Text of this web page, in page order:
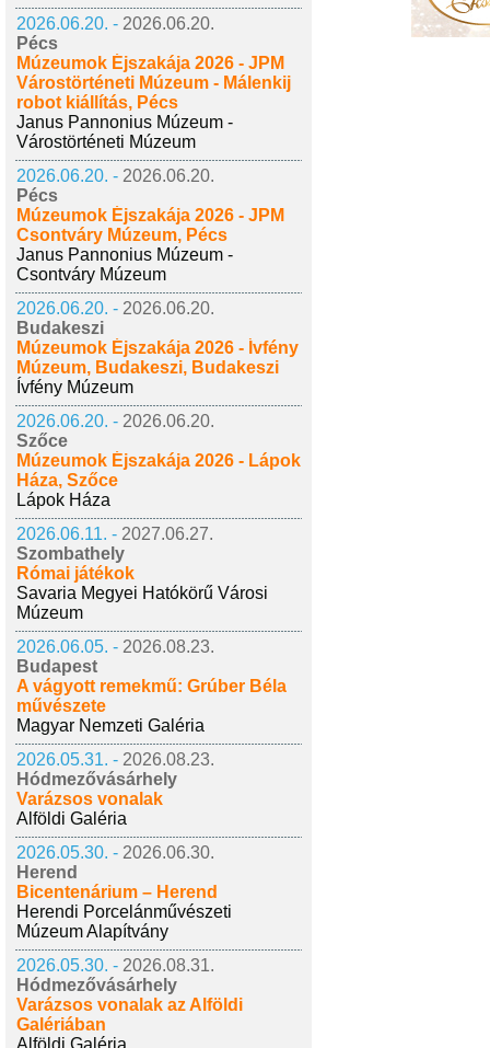
2026.06.20. - 2026.06.20.
Pécs
Múzeumok Éjszakája 2026 - JPM
Várostörténeti Múzeum - Málenkij
robot kiállítás, Pécs
Janus Pannonius Múzeum -
Várostörténeti Múzeum
2026.06.20. - 2026.06.20.
Pécs
Múzeumok Éjszakája 2026 - JPM
Csontváry Múzeum, Pécs
Janus Pannonius Múzeum -
Csontváry Múzeum
2026.06.20. - 2026.06.20.
Budakeszi
Múzeumok Éjszakája 2026 - Ívfény
Múzeum, Budakeszi, Budakeszi
Ívfény Múzeum
2026.06.20. - 2026.06.20.
Szőce
Múzeumok Éjszakája 2026 - Lápok
Háza, Szőce
Lápok Háza
2026.06.11. - 2027.06.27.
Szombathely
Római játékok
Savaria Megyei Hatókörű Városi
Múzeum
2026.06.05. - 2026.08.23.
Budapest
A vágyott remekmű: Grúber Béla
művészete
Magyar Nemzeti Galéria
2026.05.31. - 2026.08.23.
Hódmezővásárhely
Varázsos vonalak
Alföldi Galéria
2026.05.30. - 2026.06.30.
Herend
Bicentenárium – Herend
Herendi Porcelánművészeti
Múzeum Alapítvány
2026.05.30. - 2026.08.31.
Hódmezővásárhely
Varázsos vonalak az Alföldi
Galériában
Alföldi Galéria